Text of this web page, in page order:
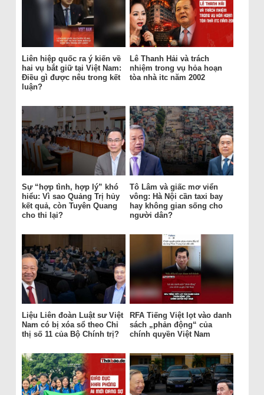
Liên hiệp quốc ra ý kiến về
hai vụ bắt giữ tại Việt Nam:
Điều gì được nêu trong kết
luận?
Lê Thanh Hải và trách
nhiệm trong vụ hỏa hoạn
tòa nhà itc năm 2002
Sự “hợp tình, hợp lý” khó
hiểu: Vì sao Quảng Trị hủy
kết quả, còn Tuyên Quang
cho thi lại?
Tô Lâm và giấc mơ viển
vông: Hà Nội cần taxi bay
hay không gian sống cho
người dân?
Liệu Liên đoàn Luật sư Việt
Nam có bị xóa sổ theo Chỉ
thị số 11 của Bộ Chính trị?
RFA Tiếng Việt lọt vào danh
sách „phản động“ của
chính quyền Việt Nam